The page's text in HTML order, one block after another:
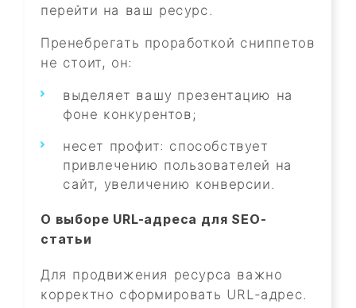
перейти на ваш ресурс.
Пренебрегать проработкой сниппетов
не стоит, он:
выделяет вашу презентацию на
фоне конкурентов;
несет профит: способствует
привлечению пользователей на
сайт, увеличению конверсии.
О выборе URL-адреса для SEO-
статьи
Для продвижения ресурса важно
корректно сформировать URL-адрес.